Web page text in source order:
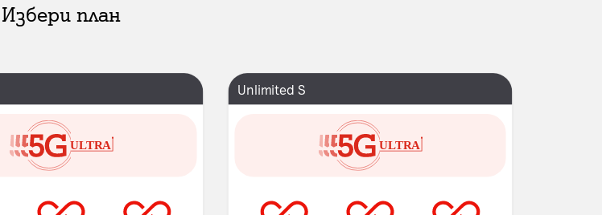
Избери план
Unlimited S